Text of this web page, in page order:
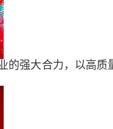
的强大合力，以高质